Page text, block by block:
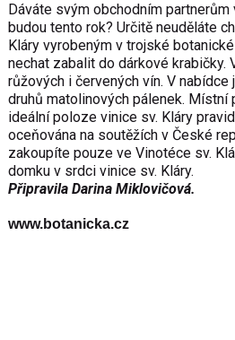
Dáváte svým obchodním
budou tento rok? Určitě neuděláte
Kláry vyrobeným v trojské
nechat zabalit do dárkové krabičky.
růžových i červených vín. V
druhů matolinových pálenek. Místní
ideální poloze vinice sv. Kláry
oceňována na soutěžích v České
zakoupíte pouze ve Vinotéce sv.
domku v srdci vinice sv. Kláry.
Připravila Darina Miklovičová.
www.botanicka.cz